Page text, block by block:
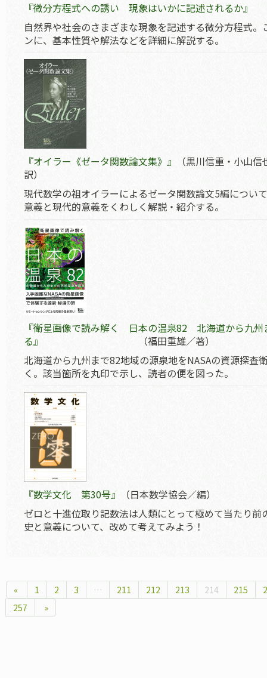
『微分方程式への誘い 現象はいかに記述されるか』
自然界や社会のさまざまな現象を記述する微分方程式
ンに、基本性質や解法などを詳細に解説する。
『オイラー《ゼータ関数論文集》』
（黒川信重・小山
訳）
現代数学の祖オイラーによるゼータ関数論文5編につい
意義と現代的意義をくわしく解説・紹介する。
『衛星画像で読み解く 日本の温泉82 北海道から九州
る』
（福田重雄／著）
北海道から九州まで82地域の源泉地をNASAの資源探査
く。該当箇所を丸印で示し、読者の便を図った。
『数学文化 第30号』
（日本数学協会／編）
ゼロと十進位取り記数法は人類にとって極めて当たり
史と意義について、改めて考えてみよう！
« 1 2 3 … 211 212 213 214 215
257
»